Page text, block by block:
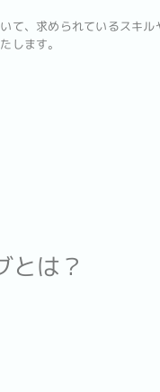
て、求められているスキ
します。
とは？